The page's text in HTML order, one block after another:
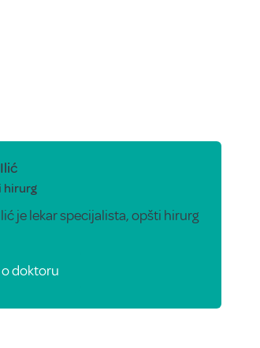
hirurg
je lekar specijalista, opšti hirurg
doktoru